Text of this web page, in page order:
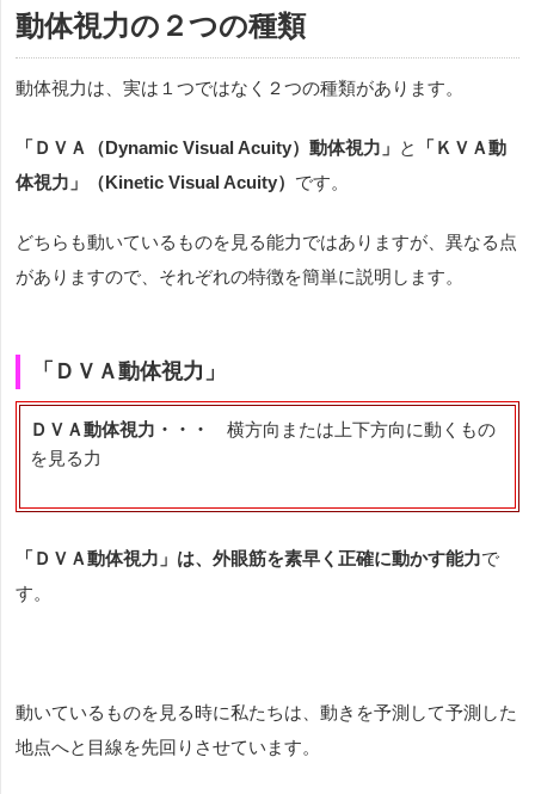
動体視力の２つの種類
動体視力は、実は１つではなく２つの種類があります。
「ＤＶＡ（Dynamic Visual Acuity）動体視力」 と
「ＫＶＡ動
体視力」（Kinetic Visual Acuity） です。
どちらも動いているものを見る能力ではありますが、異なる点
がありますので、それぞれの特徴を簡単に説明します。
「ＤＶＡ動体視力」
ＤＶＡ動体視力・・・ 横方向または上下方向に動くもの
を見る力
「ＤＶＡ動体視力」は、外眼筋を素早く正確に動かす能力で
す。
動いているものを見る時に私たちは、動きを予測して予測した
地点へと目線を先回りさせています。